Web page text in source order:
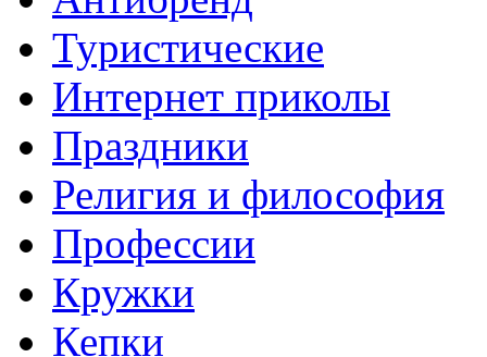
Туристические
Интернет приколы
Праздники
Религия и философия
Профессии
Кружки
Кепки